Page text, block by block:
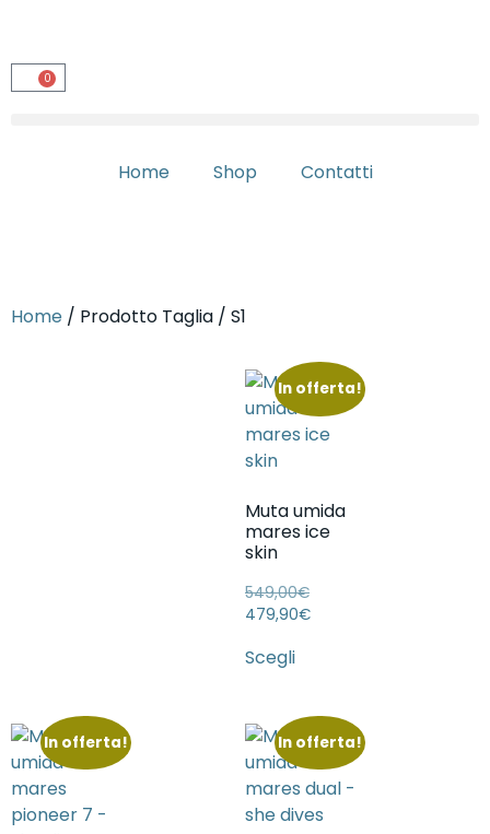
0
Home Shop Contatti
Home / Prodotto Taglia / S1
In offerta!
Muta umida
mares ice
skin
549,00€
479,90€
Scegli
In offerta! In offerta!